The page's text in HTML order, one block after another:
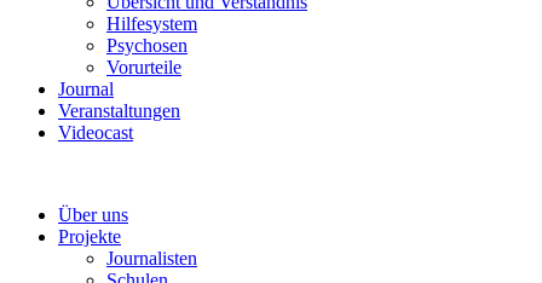
Hilfesystem
Psychosen
Vorurteile
Journal
Veranstaltungen
Videocast
Über uns
Projekte
Journalisten